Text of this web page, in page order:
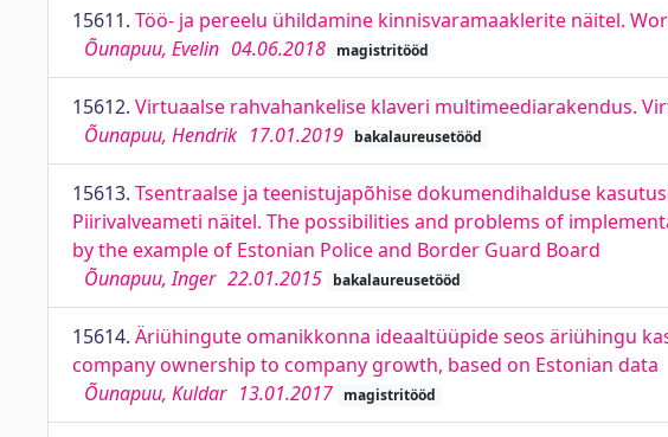
15611. Töö- ja pereelu ühildamine kinnisvaramaaklerite näitel.
Õunapuu, Evelin 04.06.2018 magistritööd
15612. Virtuaalse rahvahankelise klaveri multimeediarakendus.
Õunapuu, Hendrik 17.01.2019 bakalaureusetööd
15613. Tsentraalse ja teenistujapõhise dokumendihalduse
Piirivalveameti näitel. The possibilities and problems of
by the example of Estonian Police and Border Guard Board
Õunapuu, Inger 22.01.2015 bakalaureusetööd
15614. Äriühingute omanikkonna ideaaltüüpide seos äriühingu
company ownership to company growth, based on Estonian data
Õunapuu, Kuldar 13.01.2017 magistritööd